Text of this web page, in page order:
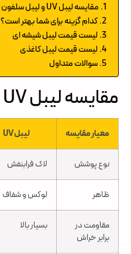
مقایسه لیبل UV و لیبل سلفون
کدام گزینه برای شما بهتر است؟
لیست قیمت لیبل شیشه ای
لیست قیمت لیبل کاغذی
سوالات متداول
مقایسه لیبل UV و لیبل سلفون
معیار مقایسه لیبل UV
نوع پوشش لاک فرابنفش
ظاهر لوکس و شفاف
مقاومت در
برابر خراش
بسیار بالا